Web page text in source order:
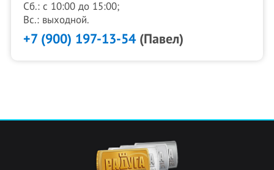
Сб.: с 10:00 до 15:00;
Вс.: выходной.
+7 (900) 197-13-54(Павел)